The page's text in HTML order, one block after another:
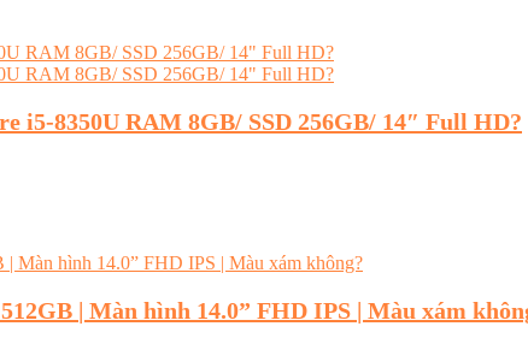
i5-8350U RAM 8GB/ SSD 256GB/ 14″ Full HD?
| Màn hình 14.0” FHD IPS | Màu xám